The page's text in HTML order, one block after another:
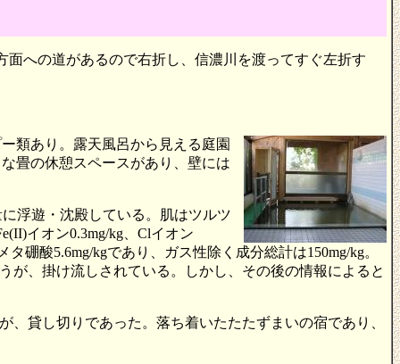
への道があるので右折し、信濃川を渡ってすぐ左折す
類あり。露天風呂から見える庭園
畳の休憩スペースがあり、壁には
浮遊・沈殿している。肌はツルツ
イオン0.3mg/kg、Clイオン
硼酸5.6mg/kgであり、ガス性除く成分総計は150mg/kg。
が、掛け流しされている。しかし、その後の情報によると
貸し切りであった。落ち着いたたたずまいの宿であり、